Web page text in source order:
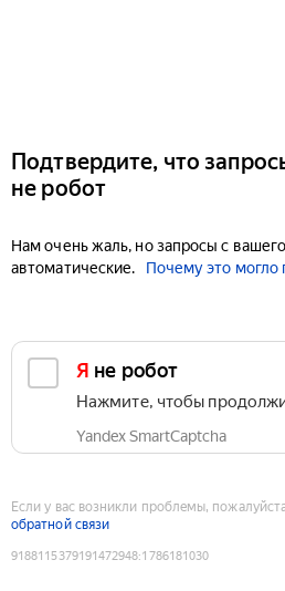
Подтвердите, что
не робот
Нам очень жаль, но запросы с
автоматические.
Почему это могло
Я не робот
Нажмите, чтобы
Yandex SmartCaptcha
Если у вас возникли проблемы,
обратной связи
9188115379191472948:1786181030